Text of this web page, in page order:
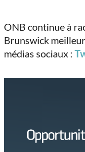
ONB continue à
Brunswick
médias sociaux :
Lien
page